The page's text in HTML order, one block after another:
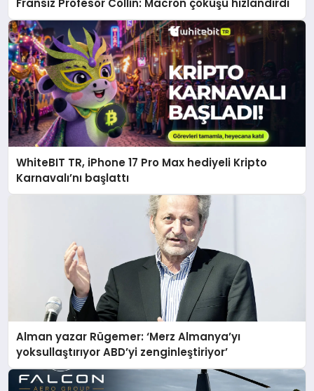
Fransız Profesör Collin: Macron çöküşü hızlandırdı
WhiteBIT TR, iPhone 17 Pro Max hediyeli Kripto
Karnavalı’nı başlattı
Alman yazar Rügemer: ‘Merz Almanya’yı
yoksullaştırıyor ABD’yi zenginleştiriyor’